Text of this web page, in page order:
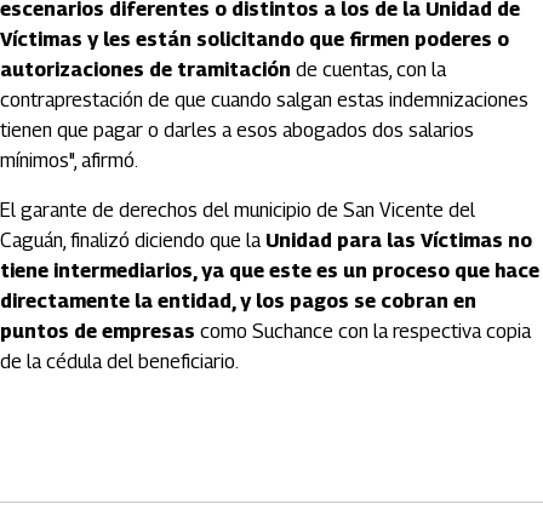
escenarios diferentes o distintos a los de la Unidad de
Víctimas y les están solicitando que firmen poderes o
autorizaciones de tramitación de cuentas, con la
contraprestación de que cuando salgan estas indemnizaciones
tienen que pagar o darles a esos abogados dos salarios
mínimos", afirmó.
El garante de derechos del municipio de San Vicente del
Caguán, finalizó diciendo que laUnidad para las Víctimas no
tiene intermediarios, ya que este es un proceso que hace
directamente la entidad, y los pagos se cobran en
puntos de empresas como Suchance con la respectiva copia
de la cédula del beneficiario.